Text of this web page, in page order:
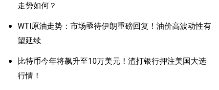
走势如何？
WTI原油走势：市场亟待伊朗重磅回复！油价高波动性有
望延续
比特币今年将飙升至10万美元！渣打银行押注美国大选
行情！